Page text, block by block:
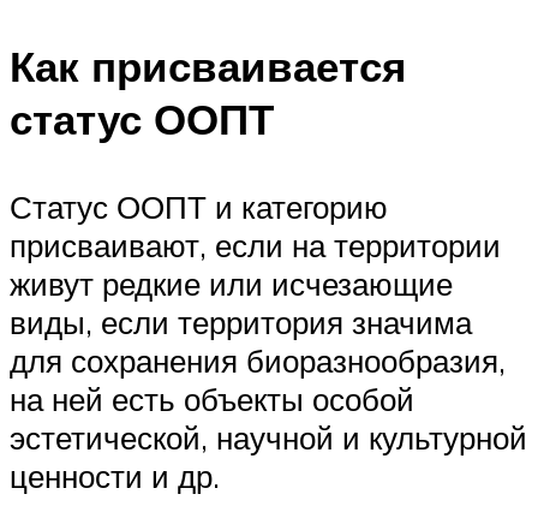
Как присваивается
статус ООПТ
Статус ООПТ и категорию
присваивают, если на территории
живут редкие или исчезающие
виды, если территория значима
для сохранения биоразнообразия,
на ней есть объекты особой
эстетической, научной и культурной
ценности и др.